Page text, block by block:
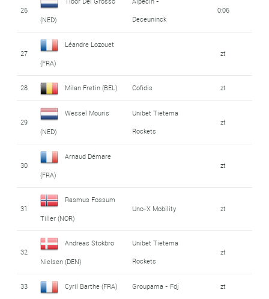
26
(NED)
Deceuninck
0:06
27
Léandre Lozouet
(FRA)
zt
28 Milan Fretin (BEL) Cofidis zt
29
Wessel Mouris
(NED)
Unibet Tietema
Rockets
zt
30
Arnaud Démare
(FRA)
zt
31
Rasmus Fossum
Tiller (NOR)
Uno-X Mobility zt
32
Andreas Stokbro
Nielsen (DEN)
Unibet Tietema
Rockets
zt
33 Cyril Barthe (FRA) Groupama - Fdj zt